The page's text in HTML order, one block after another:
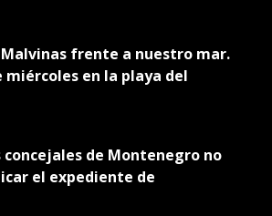
Malvinas frente a nuestro mar.
miércoles en la playa del
concejales de Montenegro no
el expediente de